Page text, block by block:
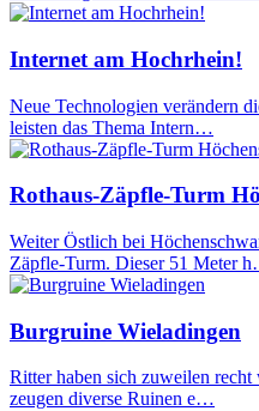
Internet am Hochrhein!
Neue Technologien verändern
leisten das Thema Intern…
Rothaus-Zäpfle-Turm
Weiter Östlich bei
Zäpfle-Turm. Dieser 51 Meter
Burgruine Wieladingen
Ritter haben sich zuweilen
zeugen diverse Ruinen e…